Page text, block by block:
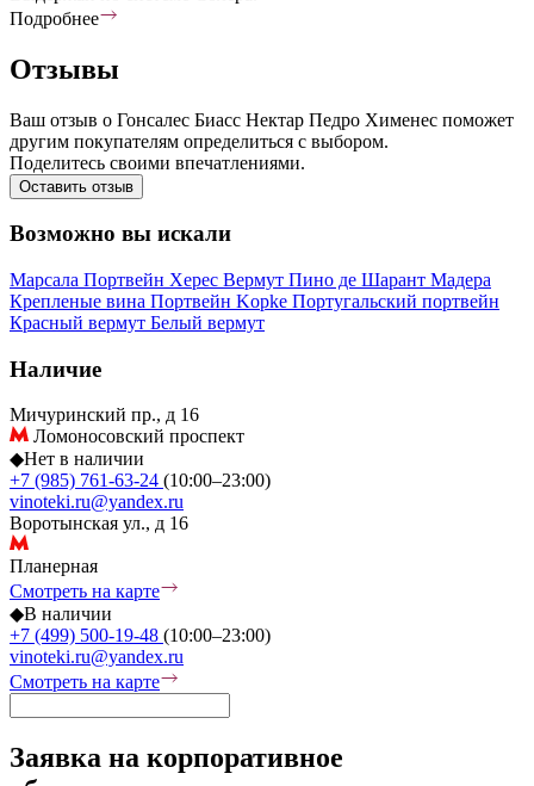
Подробнее
Отзывы
Ваш отзыв о Гонсалес Биасс Нектар Педро Хименес поможет
другим покупателям определиться с выбором.
Поделитесь своими впечатлениями.
Оставить отзыв
Возможно вы искали
Марсала Портвейн Херес Вермут Пино де Шарант Мадера
Крепленые вина Портвейн Kopke Португальский портвейн
Красный вермут Белый вермут
Наличие
Мичуринский пр., д 16
Ломоносовский проспект
◆Нет в наличии
+7 (985) 761-63-24 (10:00–23:00)
vinoteki.ru@yandex.ru
Воротынская ул., д 16
Планерная
Смотреть на карте
◆В наличии
+7 (499) 500-19-48 (10:00–23:00)
vinoteki.ru@yandex.ru
Смотреть на карте
Заявка на корпоративное